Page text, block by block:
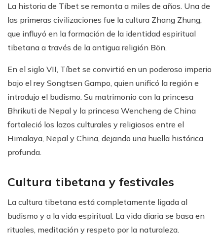
La historia de Tíbet se remonta a miles de años. Una de
las primeras civilizaciones fue la cultura Zhang Zhung,
que influyó en la formación de la identidad espiritual
tibetana a través de la antigua religión Bön.
En el siglo VII, Tíbet se convirtió en un poderoso imperio
bajo el rey Songtsen Gampo, quien unificó la región e
introdujo el budismo. Su matrimonio con la princesa
Bhrikuti de Nepal y la princesa Wencheng de China
fortaleció los lazos culturales y religiosos entre el
Himalaya, Nepal y China, dejando una huella histórica
profunda.
Cultura tibetana y festivales
La cultura tibetana está completamente ligada al
budismo y a la vida espiritual. La vida diaria se basa en
rituales, meditación y respeto por la naturaleza.